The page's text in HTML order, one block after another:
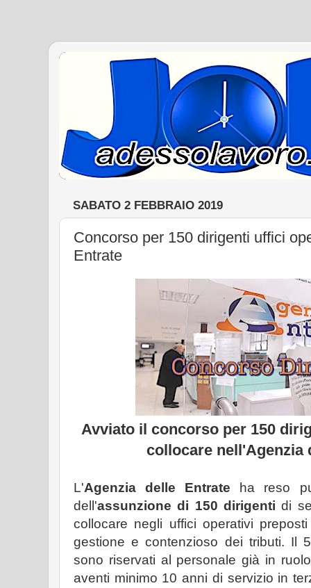
SABATO 2 FEBBRAIO 2019
Concorso per 150 dirigenti uffici
Entrate
Avviato il concorso per 150
collocare nell'Agenzia
L'Agenzia delle Entrate ha reso
dell'assunzione di 150 dirigenti di
collocare negli uffici operativi
gestione e contenzioso dei tributi. Il
sono riservati al personale già in
aventi minimo 10 anni di servizio in